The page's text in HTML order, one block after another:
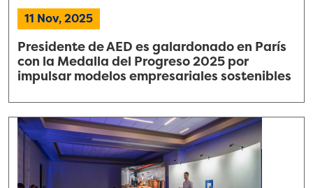
11 Nov, 2025
Presidente de AED es galardonado en París
con la Medalla del Progreso 2025 por
impulsar modelos empresariales sostenibles